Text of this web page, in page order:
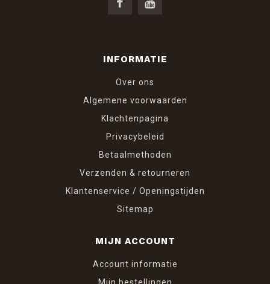
INFORMATIE
Over ons
Algemene voorwaarden
Klachtenpagina
Privacybeleid
Betaalmethoden
Verzenden & retourneren
Klantenservice / Openingstijden
Sitemap
MIJN ACCOUNT
Account informatie